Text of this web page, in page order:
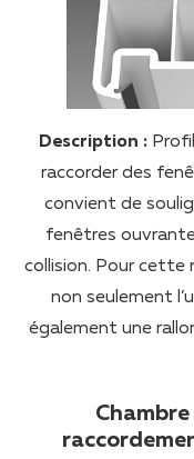
Description :
raccorder des
convient de
fenêtres
collision. Pour cette
non seulement
également une